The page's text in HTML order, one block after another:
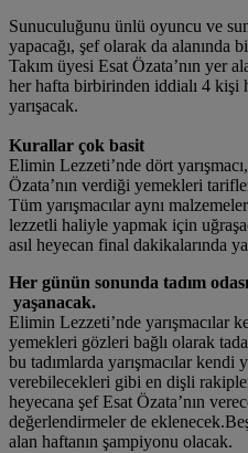
Sunuculuğunu ünlü oyuncu ve
yapacağı, şef olarak da alanında
Takım üyesi Esat Özata’nın yer
her hafta birbirinden iddialı 4 kişi
yarışacak.
Kurallar çok basit
Elimin Lezzeti’nde dört
Özata’nın verdiği yemekleri
Tüm yarışmacılar aynı
lezzetli haliyle yapmak için
asıl heyecan final dakikalarında
Her günün sonunda tadım
yaşanacak.
Elimin Lezzeti’nde yarışmacılar
yemekleri gözleri bağlı olarak
bu tadımlarda yarışmacılar kendi
verebilecekleri gibi en dişli
heyecana şef Esat Özata’nın
değerlendirmeler de
alan haftanın şampiyonu olacak.